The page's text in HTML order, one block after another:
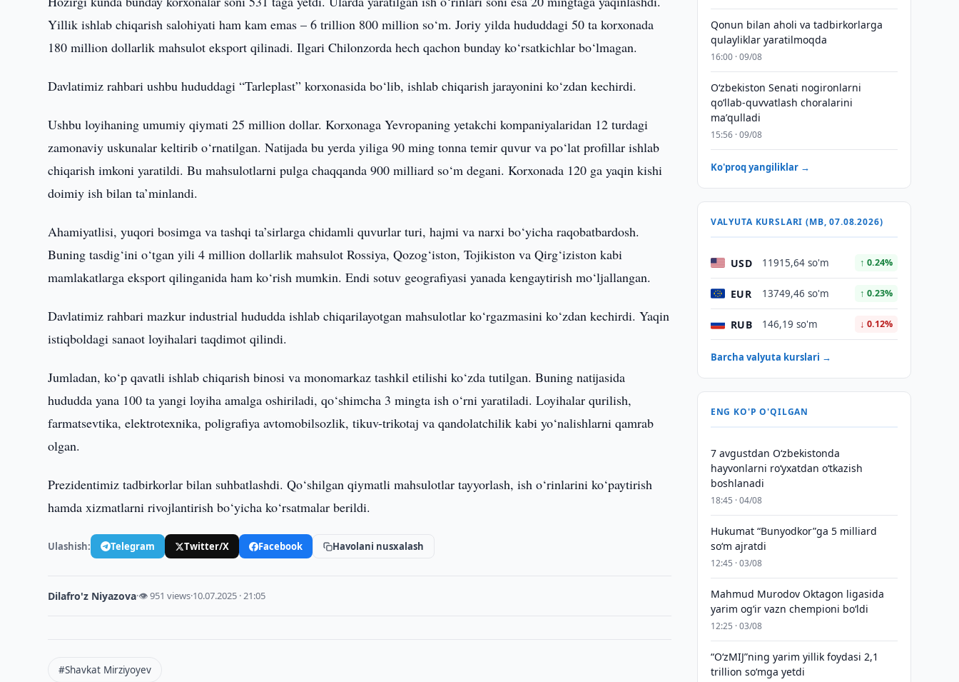
Yillik ishlab chiqarish salohiyati ham kam emas – 6 trillion 800 million so‘m. Joriy yilda hududdagi 50 ta korxonada
180 million dollarlik mahsulot eksport qilinadi. Ilgari Chilonzorda hech qachon bunday ko‘rsatkichlar bo‘lmagan.
Davlatimiz rahbari ushbu hududdagi “Tarleplast” korxonasida bo‘lib, ishlab chiqarish jarayonini ko‘zdan kechirdi.
Ushbu loyihaning umumiy qiymati 25 million dollar. Korxonaga Yevropaning yetakchi kompaniyalaridan 12 turdagi
zamonaviy uskunalar keltirib o‘rnatilgan. Natijada bu yerda yiliga 90 ming tonna temir quvur va po‘lat profillar ishlab
chiqarish imkoni yaratildi. Bu mahsulotlarni pulga chaqqanda 900 milliard so‘m degani. Korxonada 120 ga yaqin kishi
doimiy ish bilan ta’minlandi.
Ahamiyatlisi, yuqori bosimga va tashqi ta’sirlarga chidamli quvurlar turi, hajmi va narxi bo‘yicha raqobatbardosh.
Buning tasdig‘ini o‘tgan yili 4 million dollarlik mahsulot Rossiya, Qozog‘iston, Tojikiston va Qirg‘iziston kabi
mamlakatlarga eksport qilinganida ham ko‘rish mumkin. Endi sotuv geografiyasi yanada kengaytirish mo‘ljallangan.
Davlatimiz rahbari mazkur industrial hududda ishlab chiqarilayotgan mahsulotlar ko‘rgazmasini ko‘zdan kechirdi. Yaqin
istiqboldagi sanaot loyihalari taqdimot qilindi.
Jumladan, ko‘p qavatli ishlab chiqarish binosi va monomarkaz tashkil etilishi ko‘zda tutilgan. Buning natijasida
hududda yana 100 ta yangi loyiha amalga oshiriladi, qo‘shimcha 3 mingta ish o‘rni yaratiladi. Loyihalar qurilish,
farmatsevtika, elektrotexnika, poligrafiya avtomobilsozlik, tikuv-trikotaj va qandolatchilik kabi yo‘nalishlarni qamrab
olgan.
Prezidentimiz tadbirkorlar bilan suhbatlashdi. Qo‘shilgan qiymatli mahsulotlar tayyorlash, ish o‘rinlarini ko‘paytirish
hamda xizmatlarni rivojlantirish bo‘yicha ko‘rsatmalar berildi.
Ulashish: Telegram Twitter/X Facebook Havolani nusxalash
Dilafro'z Niyazova·👁 951 views·10.07.2025 · 21:05
#Shavkat Mirziyoyev
Qonun bilan aholi va tadbirkorlarga
qulayliklar yaratilmoqda
16:00 · 09/08
Oʻzbekiston Senati nogironlarni
qoʻllab-quvvatlash choralarini
maʼqulladi
15:56 · 09/08
Ko'proq yangiliklar →
VALYUTA KURSLARI (MB, 07.08.2026)
USD 11915,64 so'm ↑ 0.24%
EUR 13749,46 so'm ↑ 0.23%
RUB 146,19 so'm ↓ 0.12%
Barcha valyuta kurslari →
ENG KO'P O'QILGAN
7 avgustdan O‘zbekistonda
hayvonlarni ro‘yxatdan o‘tkazish
boshlanadi
18:45 · 04/08
Hukumat “Bunyodkor”ga 5 milliard
so‘m ajratdi
12:45 · 03/08
Mahmud Murodov Oktagon ligasida
yarim og‘ir vazn chempioni bo‘ldi
12:25 · 03/08
“O‘zMIJ”ning yarim yillik foydasi 2,1
trillion so‘mga yetdi